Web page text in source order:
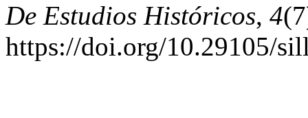
De Estudios Históricos, 4
https://doi.org/10.29105/